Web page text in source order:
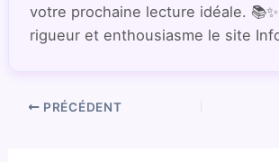
votre prochaine lecture idéale.
rigueur et enthousiasme le site
PRÉCÉDENT